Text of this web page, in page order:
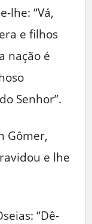
lhe: “Vá,
e filhos
nação é
Senhor”.
Gômer,
e lhe
“Dê-